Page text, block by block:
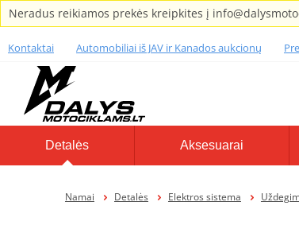
Neradus reikiamos prekės kreipkites į
Kontaktai Automobiliai iš JAV ir Kanados aukcionų
Detalės Aksesuarai
Namai Detalės Elektros sistema